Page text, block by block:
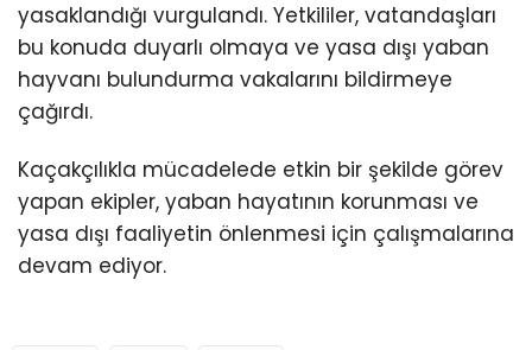
yasaklandığı vurgulandı. Yetkililer, vatandaşları
bu konuda duyarlı olmaya ve yasa dışı yaban
hayvanı bulundurma vakalarını bildirmeye
çağırdı.
Kaçakçılıkla mücadelede etkin bir şekilde görev
yapan ekipler, yaban hayatının korunması ve
yasa dışı faaliyetin önlenmesi için çalışmalarına
devam ediyor.